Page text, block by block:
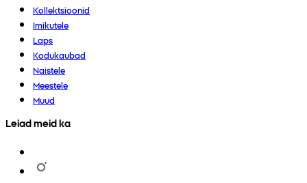
Kollektsioonid
Imikutele
Laps
Kodukaubad
Naistele
Meestele
Muud
Leiad meid ka